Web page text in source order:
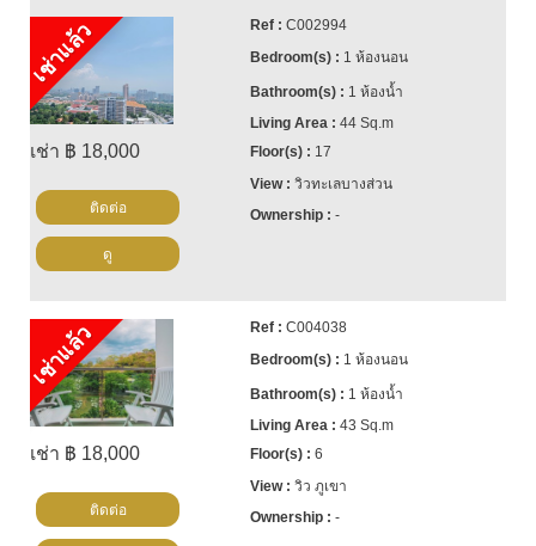
เช่าแล้ว
เช่า ฿ 18,000
C002994
1 ห้องนอน
1 ห้องน้ำ
44 Sq.m
17
วิวทะเลบางส่วน
-
ติดต่อ
ดู
เช่าแล้ว
เช่า ฿ 18,000
C004038
1 ห้องนอน
1 ห้องน้ำ
43 Sq.m
6
วิว ภูเขา
-
ติดต่อ